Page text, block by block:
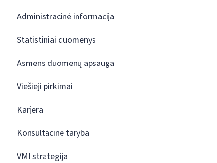
Administracinė informacija
Statistiniai duomenys
Asmens duomenų apsauga
Viešieji pirkimai
Karjera
Konsultacinė taryba
VMI strategija